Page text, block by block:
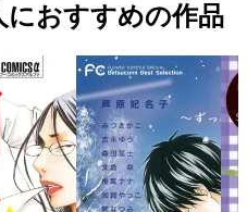
におすすめの作品